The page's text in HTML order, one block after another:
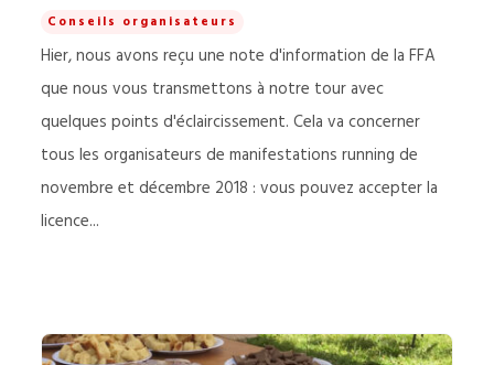
Conseils organisateurs
Hier, nous avons reçu une note d'information de la FFA
que nous vous transmettons à notre tour avec
quelques points d'éclaircissement. Cela va concerner
tous les organisateurs de manifestations running de
novembre et décembre 2018 : vous pouvez accepter la
licence...